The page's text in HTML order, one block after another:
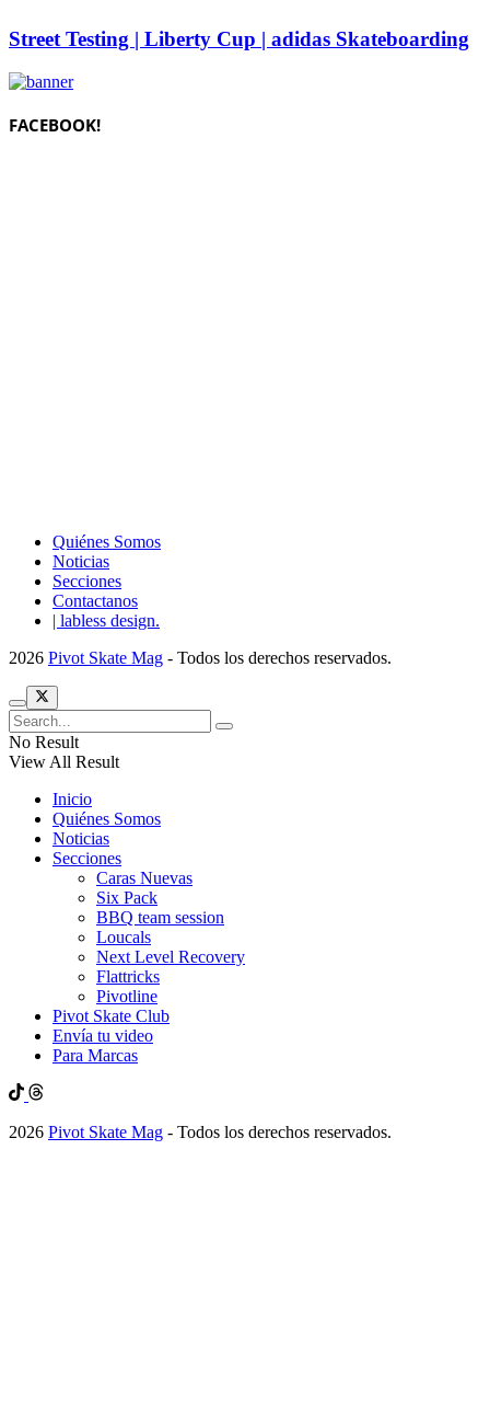
Street Testing | Liberty Cup | adidas Skateboarding
FACEBOOK!
Quiénes Somos
Noticias
Secciones
Contactanos
| labless design.
2026 Pivot Skate Mag - Todos los derechos reservados.
No Result
View All Result
Inicio
Quiénes Somos
Noticias
Secciones
Caras Nuevas
Six Pack
BBQ team session
Loucals
Next Level Recovery
Flattricks
Pivotline
Pivot Skate Club
Envía tu video
Para Marcas
2026 Pivot Skate Mag - Todos los derechos reservados.